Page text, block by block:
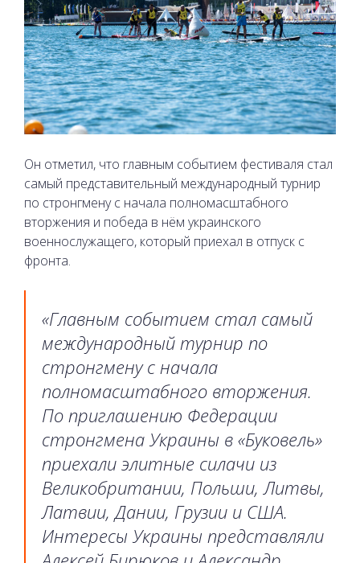
Он отметил, что главным событием фестиваля стал
самый представительный международный турнир
по стронгмену с начала полномасштабного
вторжения и победа в нём украинского
военнослужащего, который приехал в отпуск с
фронта.
«Главным событием стал самый
международный турнир по
стронгмену с начала
полномасштабного вторжения.
По приглашению Федерации
стронгмена Украины в «Буковель»
приехали элитные силачи из
Великобритании, Польши, Литвы,
Латвии, Дании, Грузии и США.
Интересы Украины представляли